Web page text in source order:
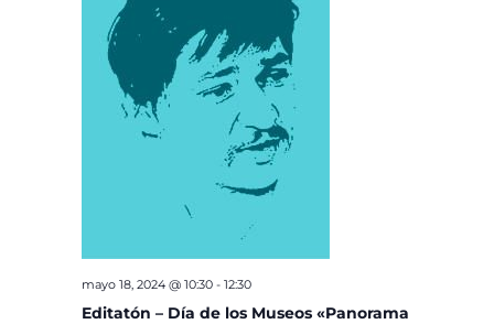
Editatón – Día de los Museos «Panorama
mayo 18, 2024 @ 10:30- 12:30